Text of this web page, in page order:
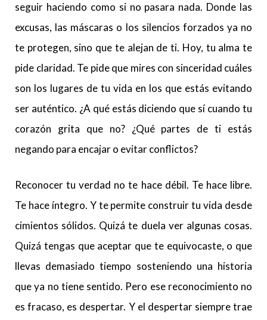
seguir haciendo como si no pasara nada. Donde las
excusas, las máscaras o los silencios forzados ya no
te protegen, sino que te alejan de ti. Hoy, tu alma te
pide claridad. Te pide que mires con sinceridad cuáles
son los lugares de tu vida en los que estás evitando
ser auténtico. ¿A qué estás diciendo que sí cuando tu
corazón grita que no? ¿Qué partes de ti estás
negando para encajar o evitar conflictos?
Reconocer tu verdad no te hace débil. Te hace libre.
Te hace íntegro. Y te permite construir tu vida desde
cimientos sólidos. Quizá te duela ver algunas cosas.
Quizá tengas que aceptar que te equivocaste, o que
llevas demasiado tiempo sosteniendo una historia
que ya no tiene sentido. Pero ese reconocimiento no
es fracaso, es despertar. Y el despertar siempre trae